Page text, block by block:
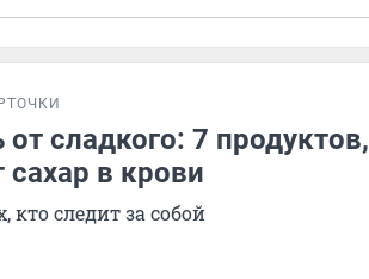
сладкого: 7 продуктов,
в крови
кто следит за собой